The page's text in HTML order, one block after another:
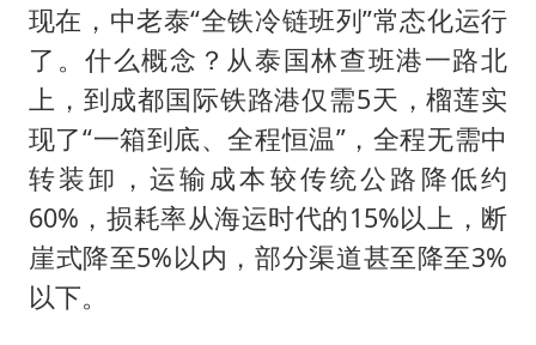
现在，中老泰“全铁冷链班列”常态化运行
了。什么概念？从泰国林查班港一路北
上，到成都国际铁路港仅需5天，榴莲实
现了“一箱到底、全程恒温”，全程无需中
转装卸，运输成本较传统公路降低约
60%，损耗率从海运时代的15%以上，断
崖式降至5%以内，部分渠道甚至降至3%
以下。